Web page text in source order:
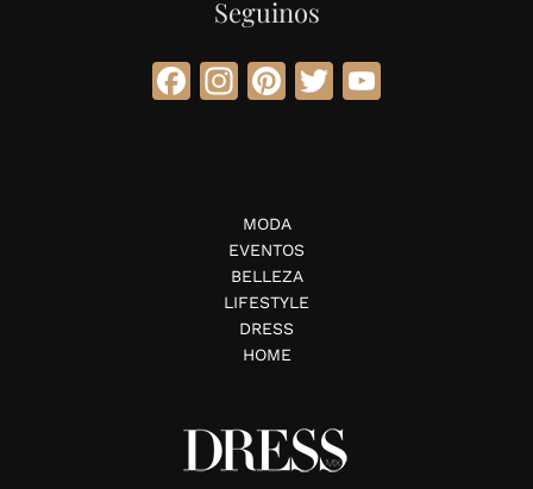
Seguinos
Facebook
Instagram
Pinterest
Twitter
MODA
EVENTOS
BELLEZA
LIFESTYLE
DRESS
HOME